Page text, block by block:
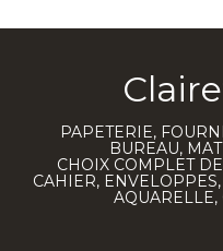
PAPETERIE,
BUREAU,
CHOIX COMPLET
CAHIER,
AQUARELLE,